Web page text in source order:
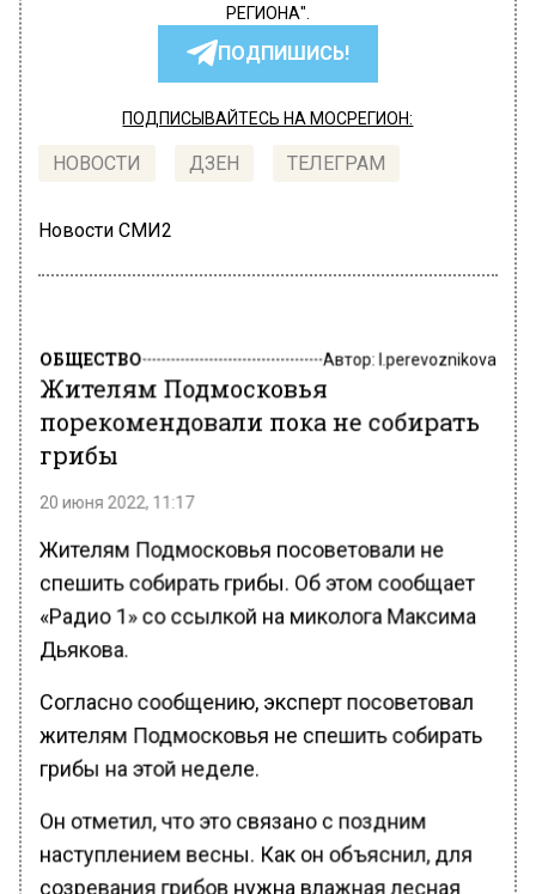
РЕГИОНА".
ПОДПИШИСЬ!
ПОДПИСЫВАЙТЕСЬ НА МОСРЕГИОН:
НОВОСТИ ДЗЕН ТЕЛЕГРАМ
Новости СМИ2
ОБЩЕСТВО Автор: l.perevoznikova
Жителям Подмосковья
порекомендовали пока не собирать
грибы
20 июня 2022, 11:17
Жителям Подмосковья посоветовали не
спешить собирать грибы. Об этом сообщает
«Радио 1» со ссылкой на миколога Максима
Дьякова.
Согласно сообщению, эксперт посоветовал
жителям Подмосковья не спешить собирать
грибы на этой неделе.
Он отметил, что это связано с поздним
наступлением весны. Как он объяснил, для
созревания грибов нужна влажная лесная